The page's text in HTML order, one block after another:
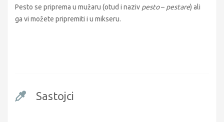
Pesto se priprema u mužaru (otud i naziv pesto– pestare) ali
ga vi možete pripremiti i u mikseru.
Sastojci